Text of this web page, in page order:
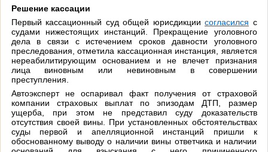
Решение кассации
Первый кассационный суд общей юрисдикции согласился с
судами нижестоящих инстанций. Прекращение уголовного
дела в связи с истечением сроков давности уголовного
преследования, отметила кассационная инстанция, является
нереабилитирующим основанием и не влечет признания
лица виновным или невиновным в совершении
преступления.
Автоэксперт не оспаривал факт получения от страховой
компании страховых выплат по эпизодам ДТП, размер
ущерба, при этом не представил суду доказательств
отсутствия своей вины. При установленных обстоятельствах
суды первой и апелляционной инстанций пришли к
обоснованному выводу о наличии вины ответчика и наличии